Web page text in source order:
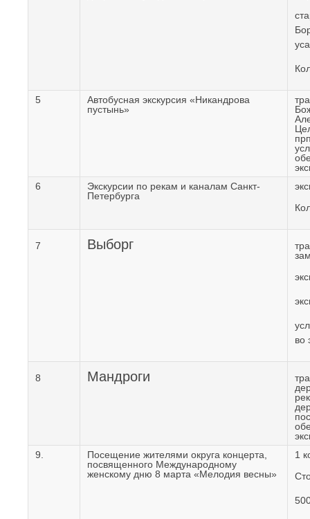
5
Автобусная экскурсия «Никандрова
пустынь»
6
Экскурсии по рекам и каналам Санкт-
Петербурга
7 Выборг
во
8 Мандроги
9.
Посещение жителями округа концерта,
посвященного Международному
женскому дню 8 марта «Мелодия весны»
1